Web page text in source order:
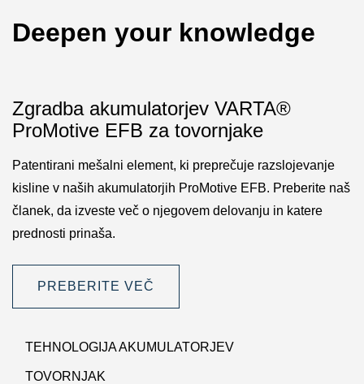
Deepen your knowledge
Zgradba akumulatorjev VARTA®
ProMotive EFB za tovornjake
Patentirani mešalni element, ki preprečuje razslojevanje
kisline v naših akumulatorjih ProMotive EFB. Preberite naš
članek, da izveste več o njegovem delovanju in katere
prednosti prinaša.
PREBERITE VEČ
TEHNOLOGIJA AKUMULATORJEV
TOVORNJAK